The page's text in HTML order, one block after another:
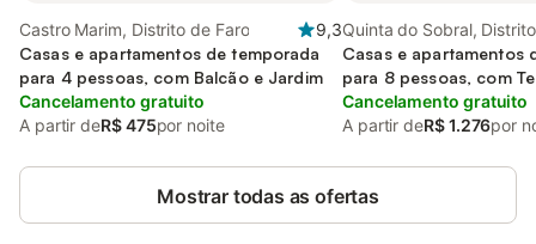
Castro Marim, Distrito de Faro
9,3
Casas e apartamentos de temporada
para 4 pessoas, com Balcão e Jardim
Cancelamento gratuito
A partir deR$ 475por noite
Quinta do Sobral,
Casas e apartamentos
para 8 pessoas, com
e ainda Piscina
Cancelamento gratuito
A partir deR$ 1.276por
Mostrar todas as ofertas